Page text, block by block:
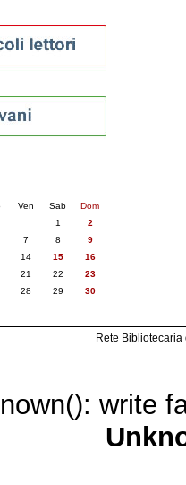
Ven Sab
Dom
1
2
7 8
9
14 15
16
21 22
23
28 29
30
Rete
write